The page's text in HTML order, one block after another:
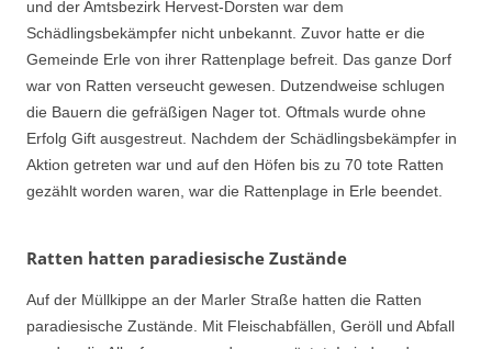
und der Amtsbezirk Hervest-Dorsten war dem
Schädlingsbekämpfer nicht unbekannt. Zuvor hatte er die
Gemeinde Erle von ihrer Rattenplage befreit. Das ganze Dorf
war von Ratten verseucht gewesen. Dutzendweise schlugen
die Bauern die gefräßigen Nager tot. Oftmals wurde ohne
Erfolg Gift ausgestreut. Nachdem der Schädlingsbekämpfer in
Aktion getreten war und auf den Höfen bis zu 70 tote Ratten
gezählt worden waren, war die Rattenplage in Erle beendet.
Ratten hatten paradiesische Zustände
Auf der Müllkippe an der Marler Straße hatten die Ratten
paradiesische Zustände. Mit Fleischabfällen, Geröll und Abfall